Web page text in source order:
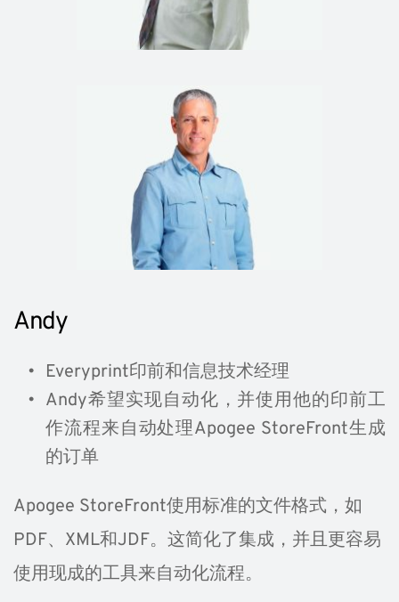
Andy
Everyprint印前和信息技术经理
Andy希望实现自动化，并使用他的印前工
作流程来自动处理Apogee StoreFront生成
的订单
Apogee StoreFront使用标准的文件格式，如
PDF、XML和JDF。这简化了集成，并且更容易
使用现成的工具来自动化流程。